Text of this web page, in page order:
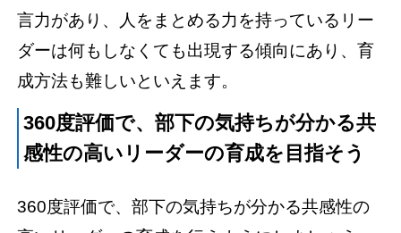
言力があり、人をまとめる力を持っているリー
ダーは何もしなくても出現する傾向にあり、育
成方法も難しいといえます。
360度評価で、部下の気持ちが分かる共
感性の高いリーダーの育成を目指そう
360度評価で、部下の気持ちが分かる共感性の